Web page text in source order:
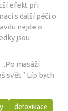
efekt při
s další péčí o
nejde o
jsou
masáži
svět.” Líp bych
detoxikace